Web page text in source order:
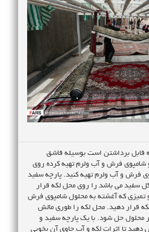
و کمد دارد به طوری که در صورت
به حالت قبل وجود نحواهد داشت . جمع
بالا اگر از فرش فقط به عنوان تزیین
بسیار زیادی از نظر ریوی دارید
.پرز در فرشهای اکرولیک به صورت
به هیت ست شدن نخ فرشها ی امروزه این
کوتاهی به صفر خواهد رسید اما
پلی استری که دارند پرز و موی
قابل برداشتن است بوسیله قاشق
شامپوی فرش و آب ولرم تهیه کرده روی
فرش و آب ولرم تهیه کنید. پارچه سفید
سفید می باشد را روی محل لکه قرار
تمیزی که آغشته به محلول شامپوی فرش
قرار دهید. محل لکه را طوری مالش
محلول حل شود. با یک پارچه سفید و
تا اثرات لکه و آب حاوی آن بخوبی